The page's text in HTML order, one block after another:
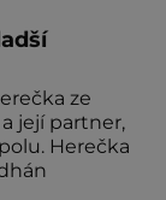
ze
její partner,